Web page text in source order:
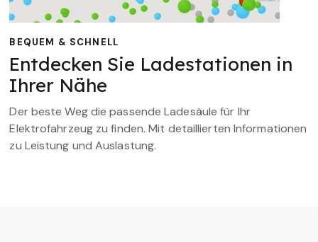
BEQUEM & SCHNELL
Entdecken Sie Ladestationen in
Ihrer Nähe
Der beste Weg die passende Ladesäule für Ihr
Elektrofahrzeug zu finden. Mit detaillierten Informationen
zu Leistung und Auslastung.